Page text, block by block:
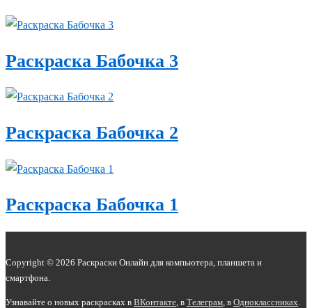
Раскраска Бабочка 3
Раскраска Бабочка 2
Раскраска Бабочка 1
Copyright © 2026 Раскраски Онлайн для компьютера, планшета и
смартфона.
Узнавайте о новых раскрасках в ВКонтакте , в Телеграм в Одноклассниках